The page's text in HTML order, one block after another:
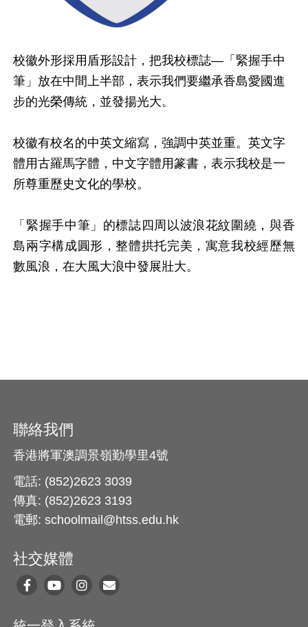
校徽外形採用盾形設計，把我校標誌—「緊握手中
筆」放在中間上半部，表示我們要繼承香島愛國進
步的光榮傳統，並發揚光大。
校徽有校名的中英文縮寫，強調中英並重。英文字
體用古羅馬字體，中文字體用篆書，表示我校是一
所尊重歷史文化的學校。
「緊握手中筆」的標誌四周以波浪花紋圍繞，與香
島兩字構成圓形，整體拱托完美，寓意我校經歷無
數風浪，在大風大浪中發展壯大。
聯絡我們
香港將軍澳調景嶺勤學里4號
電話: (852)2623 3039
傳真: (852)2623 3193
電郵: schoolmail@htss.edu.hk
社交媒體